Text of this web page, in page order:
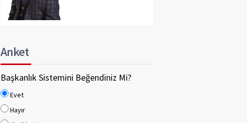
Anket
Başkanlık Sistemini Beğendiniz Mi?
Evet
Hayır